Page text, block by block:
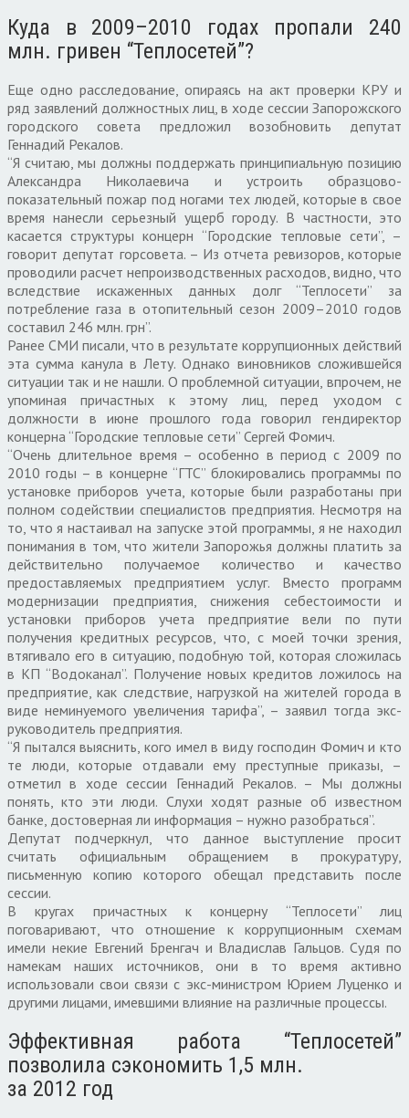
Куда в 2009–2010 годах пропали 240
млн. гривен “Теплосетей”?
Еще одно расследование, опираясь на акт проверки КРУ и
ряд заявлений должностных лиц, в ходе сессии Запорожского
городского совета предложил возобновить депутат
Геннадий Рекалов.
“Я считаю, мы должны поддержать принципиальную позицию
Александра Николаевича и устроить образцово-
показательный пожар под ногами тех людей, которые в свое
время нанесли серьезный ущерб городу. В частности, это
касается структуры концерн “Городские тепловые сети”, –
говорит депутат горсовета. – Из отчета ревизоров, которые
проводили расчет непроизводственных расходов, видно, что
вследствие искаженных данных долг “Теплосети” за
потребление газа в отопительный сезон 2009–2010 годов
составил 246 млн. грн”.
Ранее СМИ писали, что в результате коррупционных действий
эта сумма канула в Лету. Однако виновников сложившейся
ситуации так и не нашли. О проблемной ситуации, впрочем, не
упоминая причастных к этому лиц, перед уходом с
должности в июне прошлого года говорил гендиректор
концерна “Городские тепловые сети” Сергей Фомич.
“Очень длительное время – особенно в период с 2009 по
2010 годы – в концерне “ГТС” блокировались программы по
установке приборов учета, которые были разработаны при
полном содействии специалистов предприятия. Несмотря на
то, что я настаивал на запуске этой программы, я не находил
понимания в том, что жители Запорожья должны платить за
действительно получаемое количество и качество
предоставляемых предприятием услуг. Вместо программ
модернизации предприятия, снижения себестоимости и
установки приборов учета предприятие вели по пути
получения кредитных ресурсов, что, с моей точки зрения,
втягивало его в ситуацию, подобную той, которая сложилась
в КП “Водоканал”. Получение новых кредитов ложилось на
предприятие, как следствие, нагрузкой на жителей города в
виде неминуемого увеличения тарифа”, – заявил тогда экс-
руководитель предприятия.
“Я пытался выяснить, кого имел в виду господин Фомич и кто
те люди, которые отдавали ему преступные приказы, –
отметил в ходе сессии Геннадий Рекалов. – Мы должны
понять, кто эти люди. Слухи ходят разные об известном
банке, достоверная ли информация – нужно разобраться”.
Депутат подчеркнул, что данное выступление просит
считать официальным обращением в прокуратуру,
письменную копию которого обещал представить после
сессии.
В кругах причастных к концерну “Теплосети” лиц
поговаривают, что отношение к коррупционным схемам
имели некие Евгений Бренгач и Владислав Гальцов. Судя по
намекам наших источников, они в то время активно
использовали свои связи с экс-министром Юрием Луценко и
другими лицами, имевшими влияние на различные процессы.
Эффективная работа “Теплосетей”
позволила сэкономить 1,5 млн.
за 2012 год